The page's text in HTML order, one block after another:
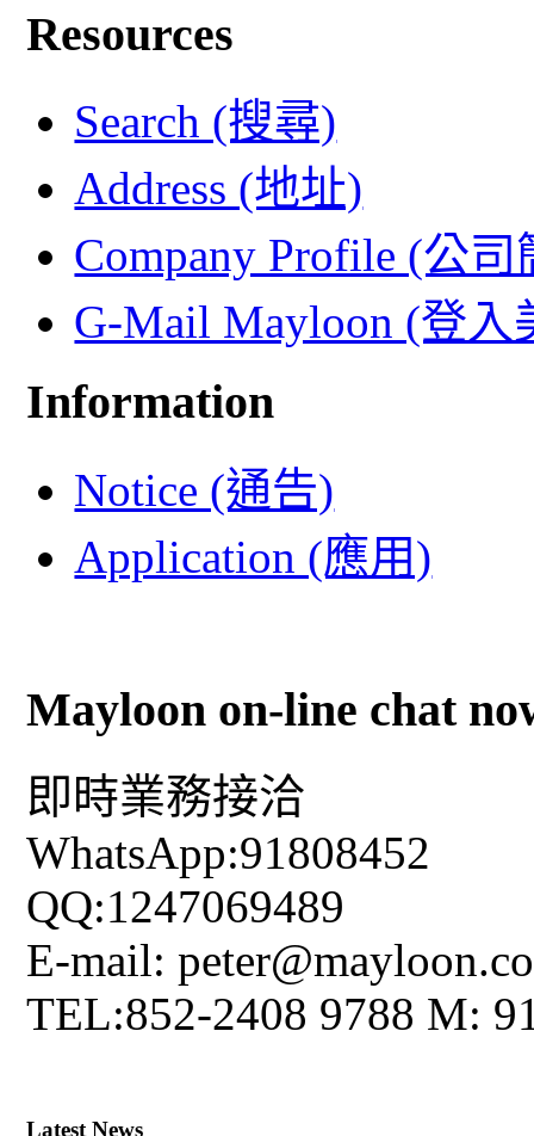
Resources
Search (搜尋)
Address (地址)
Company Profile (公司
G-Mail Mayloon (登入
Information
Notice (通告)
Application (應用)
Mayloon on-line chat
即時業務接洽
WhatsApp:91808452
QQ:1247069489
E-mail:
TEL:852-2408 9788 M:
Latest News